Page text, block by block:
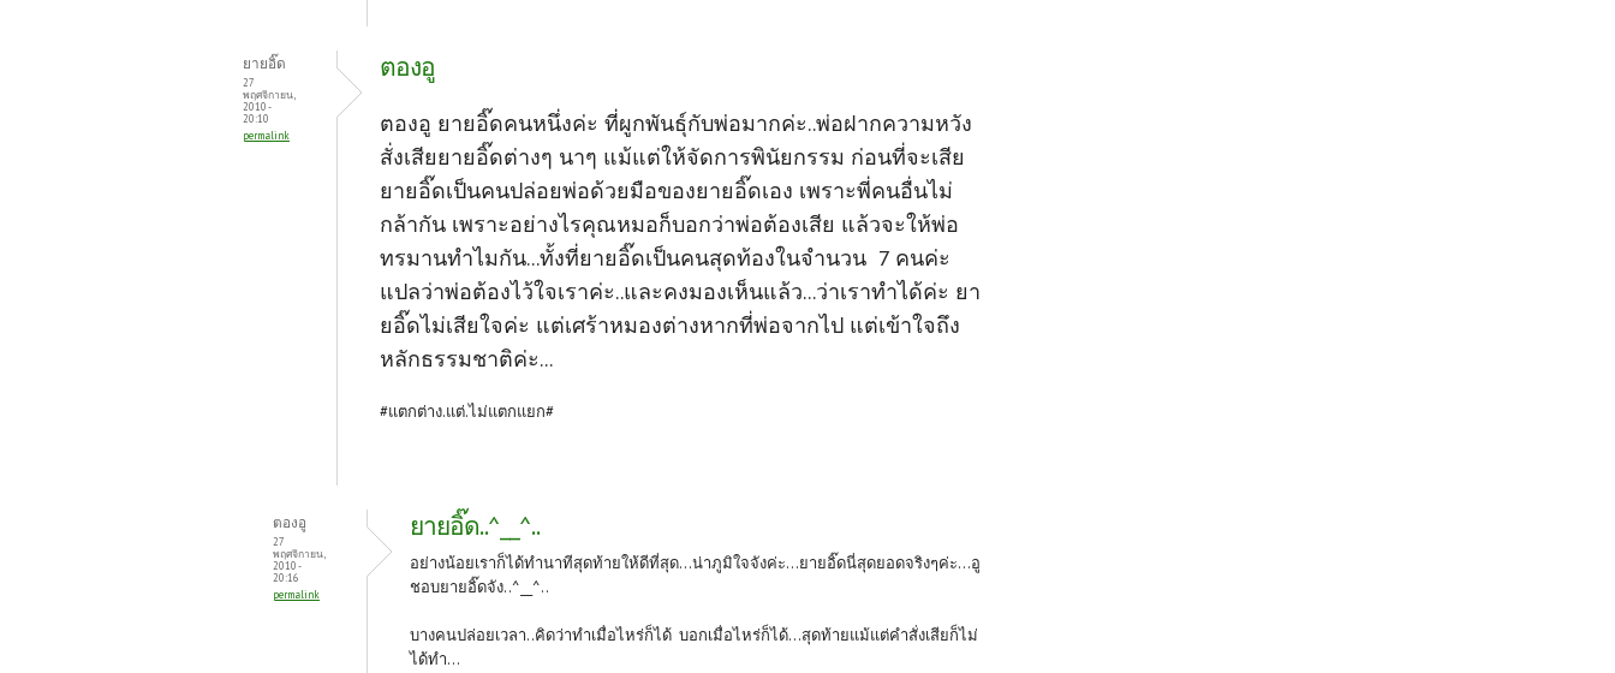
ยายอิ๊ด
27
พฤศจิกายน,
2010 -
20:10
permalink
ตองอู
ตองอู ยายอิ๊ดคนหนึ่งค่ะ ที่ผูกพันธุ์กับพ่อมากค่ะ..พ่อฝากความหวัง
สั่งเสียยายอิ๊ดต่างๆ นาๆ แม้แต่ให้จัดการพินัยกรรม ก่อนที่จะเสีย
ยายอิ๊ดเป็นคนปล่อยพ่อด้วยมือของยายอิ๊ดเอง เพราะพี่คนอื่นไม่
กล้ากัน เพราะอย่างไรคุณหมอก็บอกว่าพ่อต้องเสีย แล้วจะให้พ่อ
ทรมานทำไมกัน...ทั้งที่ยายอิ๊ดเป็นคนสุดท้องในจำนวน 7 คนค่ะ
แปลว่าพ่อต้องไว้ใจเราค่ะ..และคงมองเห็นแล้ว...ว่าเราทำได้ค่ะ ยา
ยอิ๊ดไม่เสียใจค่ะ แต่เศร้าหมองต่างหากที่พ่อจากไป แต่เข้าใจถึง
หลักธรรมชาติค่ะ...
#แตกต่าง.แต่.ไม่แตกแยก#
ตองอู
27
พฤศจิกายน,
2010 -
20:16
permalink
ยายอิ๊ด..^__^..
อย่างน้อยเราก็ได้ทำนาทีสุดท้ายให้ดีที่สุด...น่าภูมิใจจังค่ะ...ยายอิ๊ดนี่สุดยอดจริงๆค่ะ...อู
ชอบยายอิ๊ดจัง..^__^..
บางคนปล่อยเวลา..คิดว่าทำเมื่อไหร่ก็ได้ บอกเมื่อไหร่ก็ได้...สุดท้ายแม้แต่คำสั่งเสียก็ไม่
ได้ทำ...